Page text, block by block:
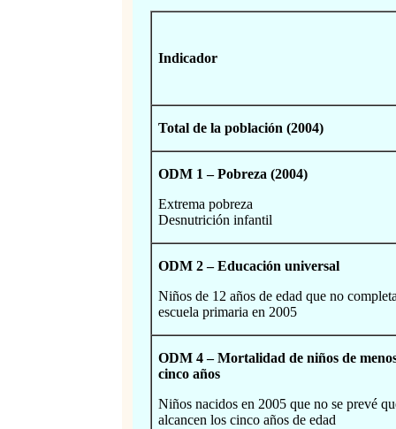
Indicador
Total de la población (2004)
ODM 1 – Pobreza (2004)
Extrema pobreza
Desnutrición infantil
ODM 2 – Educación universal
Niños de 12 años de edad que no
escuela primaria en 2005
ODM 4 – Mortalidad de niños de
cinco años
Niños nacidos en 2005 que no se prevé
alcancen los cinco años de edad